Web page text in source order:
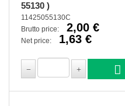
55130 )
11425055130C
Brutto price:
2,00 €
Net price: 1,63 €